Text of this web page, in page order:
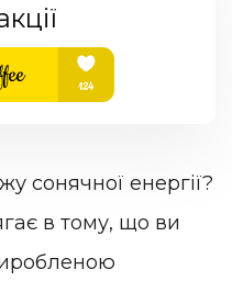
сонячної енергії?
в тому, що ви